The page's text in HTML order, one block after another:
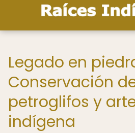
Legado en
Conservación
petroglifos y
indígena